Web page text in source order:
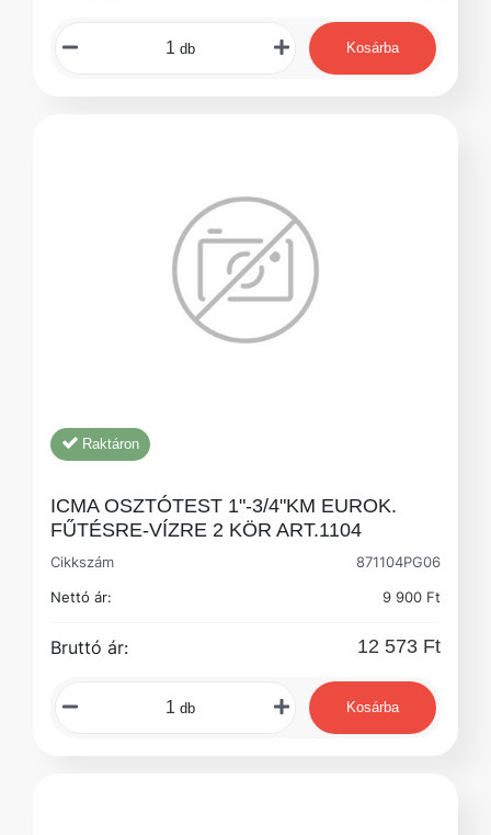
db Kosárba
Raktáron
ICMA OSZTÓTEST 1"-3/4"KM EUROK.
FŰTÉSRE-VÍZRE 2 KÖR ART.1104
Cikkszám
871104PG06
Nettó ár:
9 900 Ft
Bruttó ár: 12 573 Ft
db Kosárba